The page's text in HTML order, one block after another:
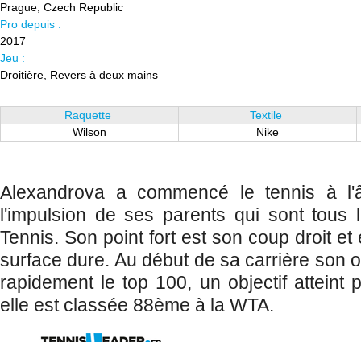
Prague, Czech Republic
Pro depuis :
2017
Jeu :
Droitière, Revers à deux mains
Raquette
Wilson
Textile
Nike
Alexandrova a commencé le tennis à
l'impulsion de ses parents qui sont tous
Tennis. Son point fort est son coup droit
surface dure. Au début de sa carrière son
rapidement le top 100, un objectif atteint
elle est classée 88ème à la WTA.